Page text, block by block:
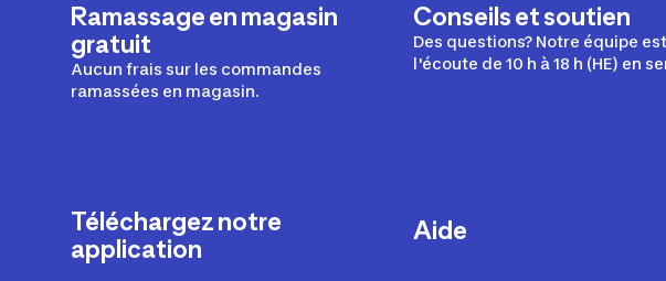
Ramassage en magasin
gratuit
Aucun frais sur les commandes
ramassées en magasin.
Conseils et soutien
Des questions? Notre équipe
l'écoute de 10 h à 18 h (HE) en
Téléchargez notre
application
Aide